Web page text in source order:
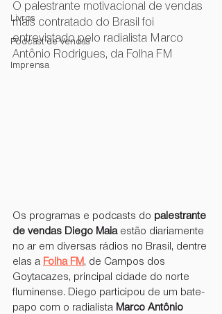
Livros
Podcast de Vendas
Imprensa
O palestrante motivacional de vendas
mais contratado do Brasil foi
entrevistado pelo radialista Marco
Antônio Rodrigues, da Folha FM
Os programas e podcasts do palestrante
de vendas Diego Maia estão diariamente
no ar em diversas rádios no Brasil, dentre
elas a Folha FM, de Campos dos
Goytacazes, principal cidade do norte
fluminense. Diego participou de um bate-
papo com o radialista Marco Antônio